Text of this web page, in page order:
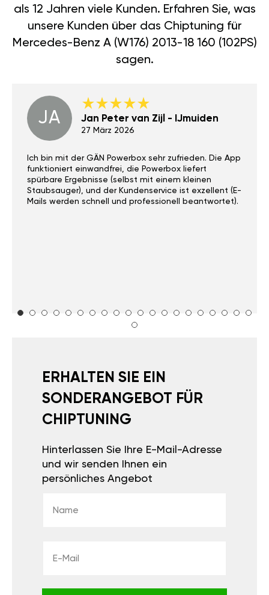
als 12 Jahren viele Kunden. Erfahren Sie, was
unsere Kunden über das Chiptuning für
Mercedes-Benz A (W176) 2013-18 160 (102PS)
sagen.
JA Jan Peter van Zijl - IJmuiden
27 März 2026
Ich bin mit der GÄN Powerbox sehr zufrieden. Die App
funktioniert einwandfrei, die Powerbox liefert
spürbare Ergebnisse (selbst mit einem kleinen
Staubsauger), und der Kundenservice ist exzellent (E-
Mails werden schnell und professionell beantwortet).
ERHALTEN SIE EIN
SONDERANGEBOT FÜR
CHIPTUNING
Hinterlassen Sie Ihre E-Mail-Adresse
und wir senden Ihnen ein
persönliches Angebot